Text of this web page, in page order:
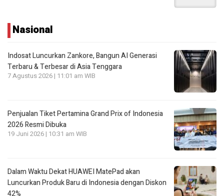
Nasional
Indosat Luncurkan Zankore, Bangun AI Generasi
Terbaru & Terbesar di Asia Tenggara
7 Agustus 2026 | 11:01 am WIB
Penjualan Tiket Pertamina Grand Prix of Indonesia
2026 Resmi Dibuka
19 Juni 2026 | 10:31 am WIB
Dalam Waktu Dekat HUAWEI MatePad akan
Luncurkan Produk Baru di Indonesia dengan Diskon
42%